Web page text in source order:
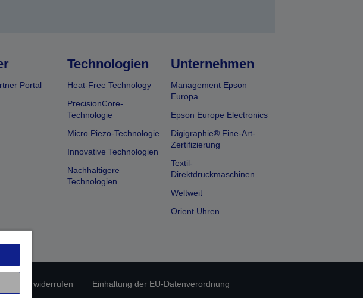
Portal
Technologien
Heat-Free Technology
PrecisionCore-
Technologie
Micro Piezo-Technologie
Innovative Technologien
Nachhaltigere
Technologien
Unternehmen
Management Epson
Europa
Epson Europe Electronics
Digigraphie® Fine-Art-
Zertifizierung
Textil-
Direktdruckmaschinen
Weltweit
Orient Uhren
Vertrag widerrufen Einhaltung der EU-Datenverordnung